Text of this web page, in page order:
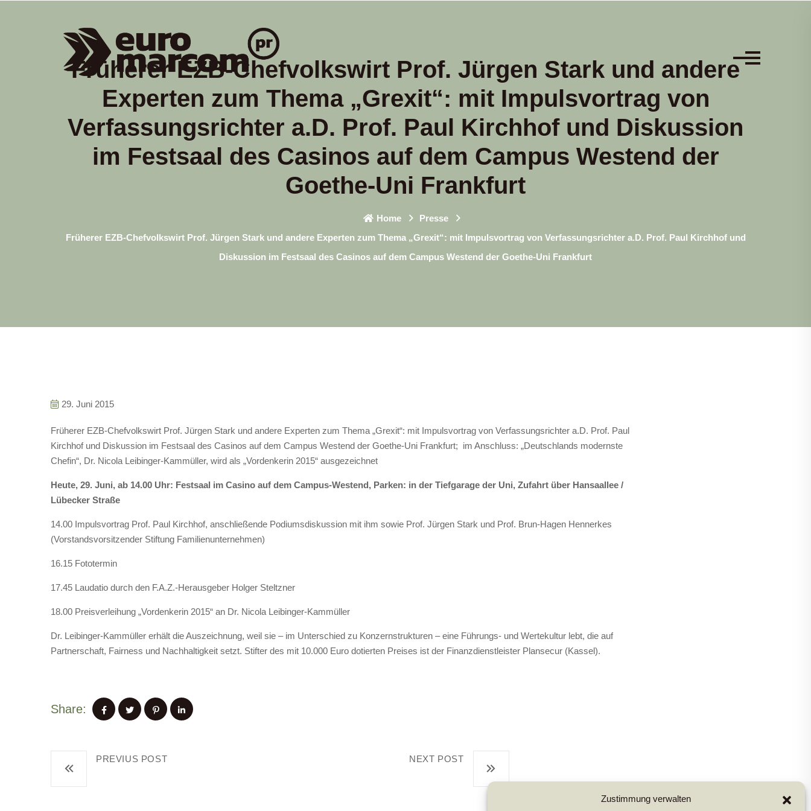
Zustimmung verwalten
Früherer EZB-Chefvolkswirt Prof. Jürgen Stark und andere
Experten zum Thema „Grexit“: mit Impulsvortrag von
Verfassungsrichter a.D. Prof. Paul Kirchhof und Diskussion
im Festsaal des Casinos auf dem Campus Westend der
Goethe-Uni Frankfurt
Home
Presse
Früherer EZB-Chefvolkswirt Prof. Jürgen Stark und andere Experten zum Thema „Grexit“: mit Impulsvortrag von Verfassungsrichter a.D. Prof. Paul Kirchhof und
Diskussion im Festsaal des Casinos auf dem Campus Westend der Goethe-Uni Frankfurt
29. Juni 2015
Früherer EZB-Chefvolkswirt Prof. Jürgen Stark und andere Experten zum Thema „Grexit“: mit Impulsvortrag von Verfassungsrichter a.D. Prof. Paul
Kirchhof und Diskussion im Festsaal des Casinos auf dem Campus Westend der Goethe-Uni Frankfurt; im Anschluss: „Deutschlands modernste
Chefin“, Dr. Nicola Leibinger-Kammüller, wird als „Vordenkerin 2015“ ausgezeichnet
Heute, 29. Juni, ab 14.00 Uhr: Festsaal im Casino auf dem Campus-Westend, Parken: in der Tiefgarage der Uni, Zufahrt über Hansaallee /
Lübecker Straße
14.00 Impulsvortrag Prof. Paul Kirchhof, anschließende Podiumsdiskussion mit ihm sowie Prof. Jürgen Stark und Prof. Brun-Hagen Hennerkes
(Vorstandsvorsitzender Stiftung Familienunternehmen)
16.15 Fototermin
17.45 Laudatio durch den F.A.Z.-Herausgeber Holger Steltzner
18.00 Preisverleihung „Vordenkerin 2015“ an Dr. Nicola Leibinger-Kammüller
Dr. Leibinger-Kammüller erhält die Auszeichnung, weil sie – im Unterschied zu Konzernstrukturen – eine Führungs- und Wertekultur lebt, die auf
Partnerschaft, Fairness und Nachhaltigkeit setzt. Stifter des mit 10.000 Euro dotierten Preises ist der Finanzdienstleister Plansecur (Kassel).
Share:
PREVIUS POST NEXT POST